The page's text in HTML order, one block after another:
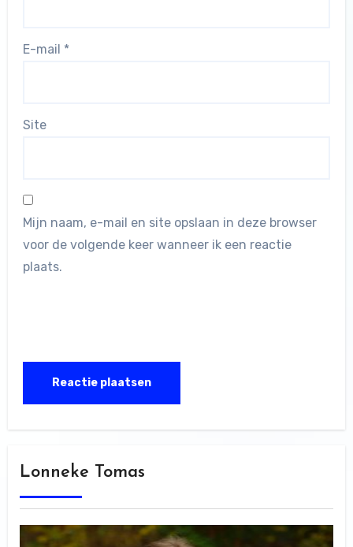
E-mail *
Site
Mijn naam, e-mail en site opslaan in deze browser
voor de volgende keer wanneer ik een reactie
plaats.
Lonneke Tomas